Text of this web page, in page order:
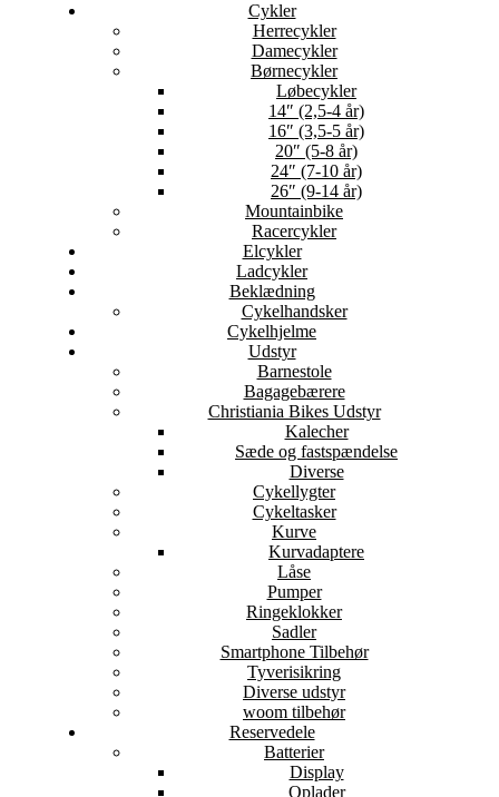
Cykler
Herrecykler
Damecykler
Børnecykler
Løbecykler
14″ (2,5-4 år)
16″ (3,5-5 år)
20″ (5-8 år)
24″ (7-10 år)
26″ (9-14 år)
Mountainbike
Racercykler
Elcykler
Ladcykler
Beklædning
Cykelhandsker
Cykelhjelme
Udstyr
Barnestole
Bagagebærere
Christiania Bikes Udstyr
Kalecher
Sæde og fastspændelse
Diverse
Cykellygter
Cykeltasker
Kurve
Kurvadaptere
Låse
Pumper
Ringeklokker
Sadler
Smartphone Tilbehør
Tyverisikring
Diverse udstyr
woom tilbehør
Reservedele
Batterier
Display
Oplader